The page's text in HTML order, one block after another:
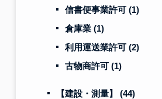
信書便事業許可 (1)
倉庫業 (1)
利用運送業許可 (2)
古物商許可 (1)
【建設・測量】 (44)